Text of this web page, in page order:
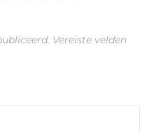
Vereiste velden